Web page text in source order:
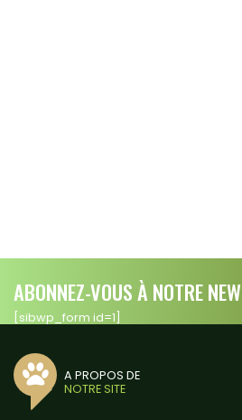
ABONNEZ-VOUS À NOTRE
[sibwp_form id=1]
A PROPOS DE
NOTRE SITE